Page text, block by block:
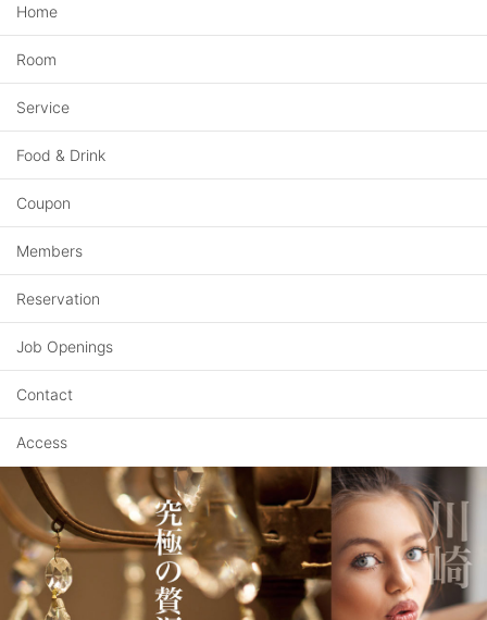
Home
Room
Service
Food & Drink
Coupon
Members
Reservation
Job Openings
Contact
Access